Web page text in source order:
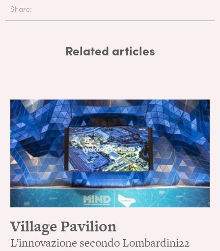
Share:
Related articles
Village Pavilion
L’innovazione secondo Lombardini22